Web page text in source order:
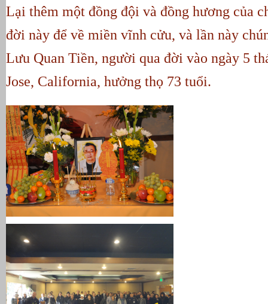
Lại thêm một đồng đội và đồng hương của
đời này để về miền vĩnh cửu, và lần này
Lưu Quan Tiền, người qua đời vào ngày 5
Jose, California, hưởng thọ 73 tuổi.